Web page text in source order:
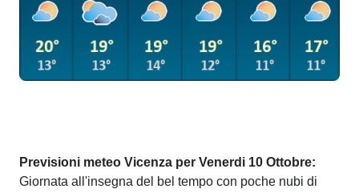
Previsioni meteo Vicenza per Venerdi 10 Ottobre:
Giornata all'insegna del bel tempo con poche nubi di